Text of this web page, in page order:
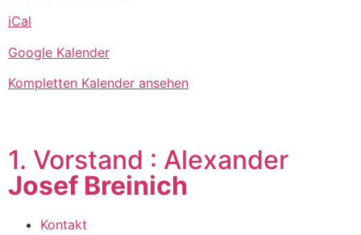
iCal
Google Kalender
Kompletten Kalender ansehen
1. Vorstand : Alexander
Josef Breinich
Kontakt